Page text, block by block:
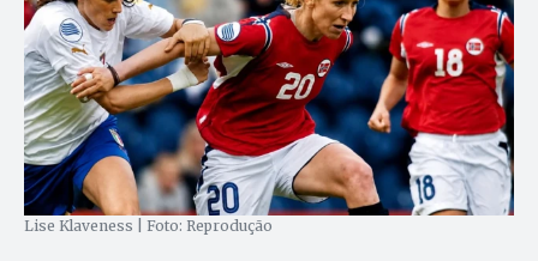
Lise Klaveness | Foto: Reprodução